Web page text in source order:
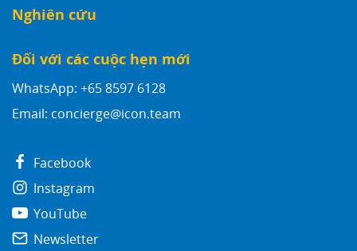
Nghiên cứu
Đối với các cuộc hẹn mới
WhatsApp: +65 8597 6128
Email: concierge@icon.team
Facebook
Instagram
YouTube
Newsletter